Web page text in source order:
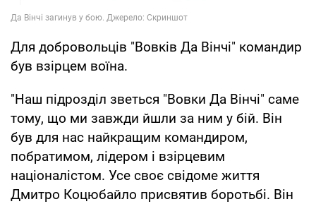
Для добровольців "Вовків Да Вінчі" командир
був взірцем воїна.
"Наш підрозділ зветься "Вовки Да Вінчі" саме
тому, що ми завжди йшли за ним у бій. Він
був для нас найкращим командиром,
побратимом, лідером і взірцевим
націоналістом. Усе своє свідоме життя
Дмитро Коцюбайло присвятив боротьбі. Він